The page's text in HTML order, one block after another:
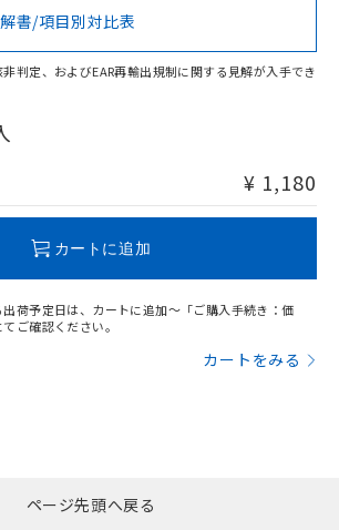
O
が混在する可能性があります。
。
書/項目別対比表
判定、およびEAR再輸出規制に関する見解が入手でき
¥ 1,180
カートに追加
荷予定日は、カートに追加～「ご購入手続き：価
ご確認ください。
カートをみる
ページ先頭へ戻る